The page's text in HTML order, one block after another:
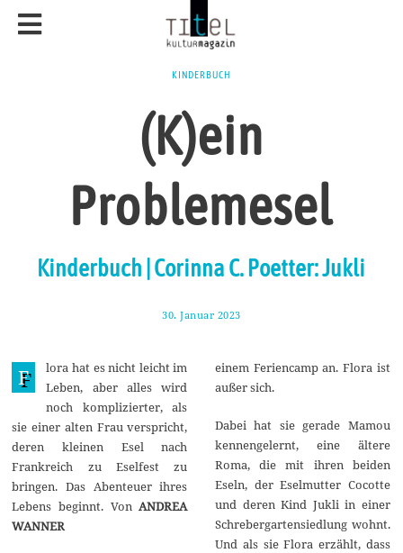
KINDERBUCH
(K)ein
Problemesel
Kinderbuch | Corinna C. Poetter: Jukli
30. Januar 2023
e
r
a
2
0
3
F
lora hat es nicht leicht im
Leben, aber alles wird
noch komplizierter, als
sie einer alten Frau verspricht,
deren kleinen Esel nach
Frankreich zu Eselfest zu
bringen. Das Abenteuer ihres
Lebens beginnt. Von ANDREA
WANNER
einem Feriencamp an. Flora ist
außer sich.
Dabei hat sie gerade Mamou
kennengelernt, eine ältere
Roma, die mit ihren beiden
Eseln, der Eselmutter Cocotte
und deren Kind Jukli in einer
Schrebergartensiedlung wohnt.
Und als sie Flora erzählt, dass